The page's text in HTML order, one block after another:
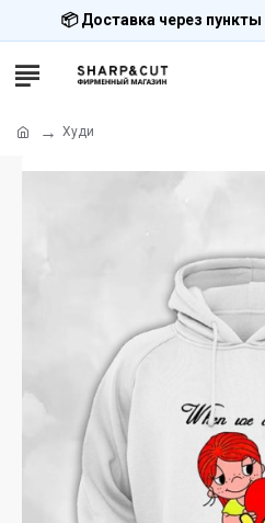
📦 Доставка через пункты
Худи